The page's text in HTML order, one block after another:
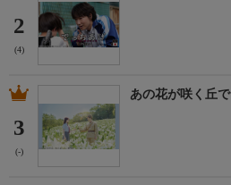
2
(4)
3
(-)
あの花が咲く丘